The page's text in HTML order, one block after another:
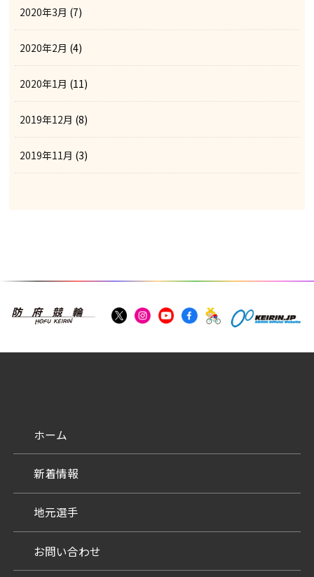
2020年3月 (7)
2020年2月 (4)
2020年1月 (11)
2019年12月 (8)
2019年11月 (3)
ホーム
新着情報
地元選手
お問い合わせ